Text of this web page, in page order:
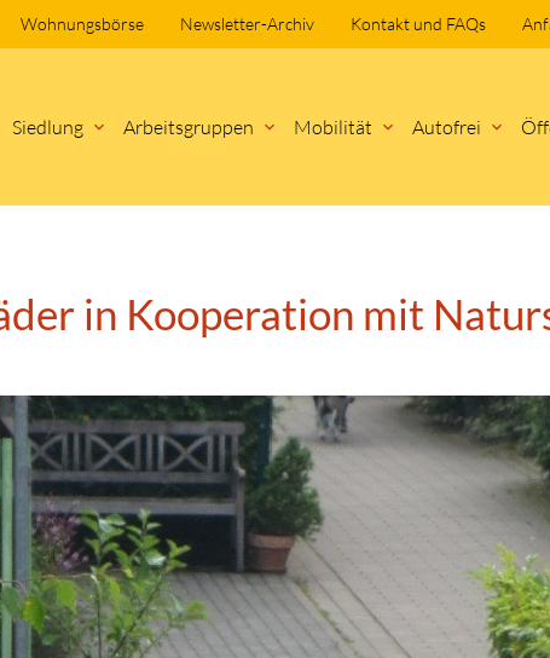
Navigation
überspringen
Wohnungsbörse Newsletter-Archiv Kontakt und FAQs
Siedlung Arbeitsgruppen Mobilität Autofrei
in Kooperation mit